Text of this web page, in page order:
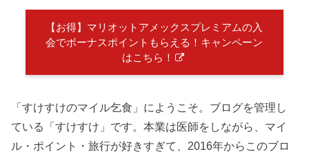
【お得】マリオットアメックスプレミアムの入
会でボーナスポイントもらえる！キャンペーン
はこちら！
「すけすけのマイル乞食」にようこそ。ブログを管理し
ている「すけすけ」です。本業は医師をしながら、マイ
ル・ポイント・旅行が好きすぎて、2016年からこのブロ